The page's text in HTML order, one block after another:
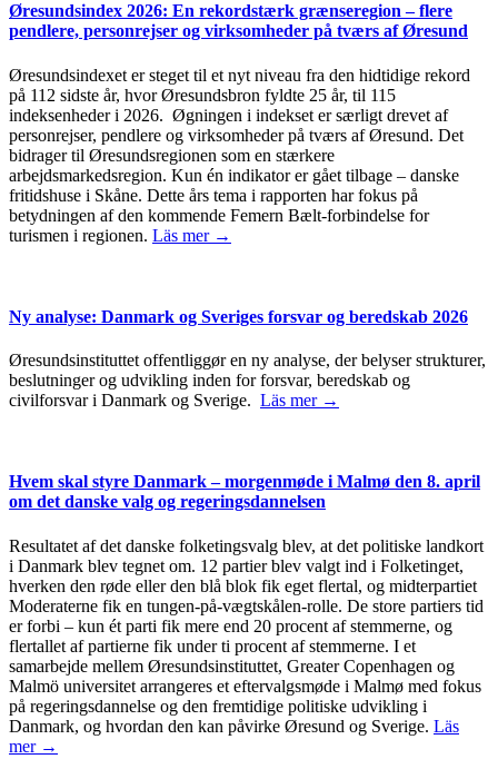
Øresundsindex 2026: En rekordstærk grænseregion – flere
pendlere, personrejser og virksomheder på tværs af Øresund
Øresundsindexet er steget til et nyt niveau fra den hidtidige rekord
på 112 sidste år, hvor Øresundsbron fyldte 25 år, til 115
indeksenheder i 2026. Øgningen i indekset er særligt drevet af
personrejser, pendlere og virksomheder på tværs af Øresund. Det
bidrager til Øresundsregionen som en stærkere
arbejdsmarkedsregion. Kun én indikator er gået tilbage – danske
fritidshuse i Skåne. Dette års tema i rapporten har fokus på
betydningen af den kommende Femern Bælt-forbindelse for
turismen i regionen. Läs mer →
Ny analyse: Danmark og Sveriges forsvar og beredskab 2026
Øresundsinstituttet offentliggør en ny analyse, der belyser strukturer,
beslutninger og udvikling inden for forsvar, beredskab og
civilforsvar i Danmark og Sverige. Läs mer →
Hvem skal styre Danmark – morgenmøde i Malmø den 8. april
om det danske valg og regeringsdannelsen
Resultatet af det danske folketingsvalg blev, at det politiske landkort
i Danmark blev tegnet om. 12 partier blev valgt ind i Folketinget,
hverken den røde eller den blå blok fik eget flertal, og midterpartiet
Moderaterne fik en tungen-på-vægtskålen-rolle. De store partiers tid
er forbi – kun ét parti fik mere end 20 procent af stemmerne, og
flertallet af partierne fik under ti procent af stemmerne. I et
samarbejde mellem Øresundsinstituttet, Greater Copenhagen og
Malmö universitet arrangeres et eftervalgsmøde i Malmø med fokus
på regeringsdannelse og den fremtidige politiske udvikling i
Danmark, og hvordan den kan påvirke Øresund og Sverige. Läs
mer →